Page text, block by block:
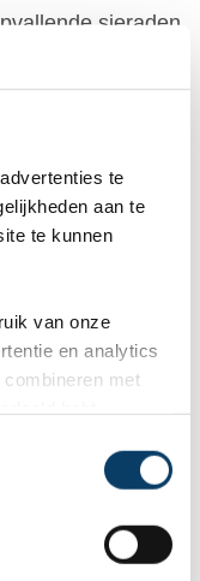
te
aan te
te kunnen
van onze
en analytics
met
sieraden
wordt ook wel